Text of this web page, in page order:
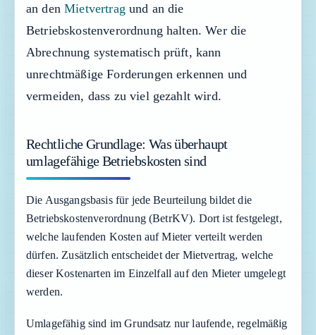
an denMietvertrag und an die
Betriebskostenverordnung halten. Wer die
Abrechnung systematisch prüft, kann
unrechtmäßige Forderungen erkennen und
vermeiden, dass zu viel gezahlt wird.
Rechtliche Grundlage: Was überhaupt
umlagefähige Betriebskosten sind
Die Ausgangsbasis für jede Beurteilung bildet die
Betriebskostenverordnung (BetrKV). Dort ist festgelegt,
welche laufenden Kosten auf Mieter verteilt werden
dürfen. Zusätzlich entscheidet der Mietvertrag, welche
dieser Kostenarten im Einzelfall auf den Mieter umgelegt
werden.
Umlagefähig sind im Grundsatz nur laufende, regelmäßig